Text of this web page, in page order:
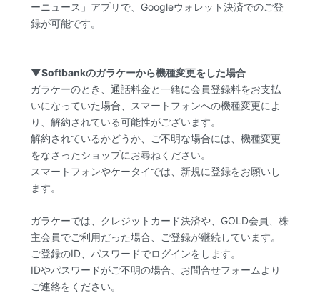
ーニュース」アプリで、Googleウォレット決済でのご登
録が可能です。
▼Softbankのガラケーから機種変更をした場合
ガラケーのとき、通話料金と一緒に会員登録料をお支払
いになっていた場合、スマートフォンへの機種変更によ
り、解約されている可能性がございます。
解約されているかどうか、ご不明な場合には、機種変更
をなさったショップにお尋ねください。
スマートフォンやケータイでは、新規に登録をお願いし
ます。
ガラケーでは、クレジットカード決済や、GOLD会員、株
主会員でご利用だった場合、ご登録が継続しています。
ご登録のID、パスワードでログインをします。
IDやパスワードがご不明の場合、お問合せフォームより
ご連絡をください。